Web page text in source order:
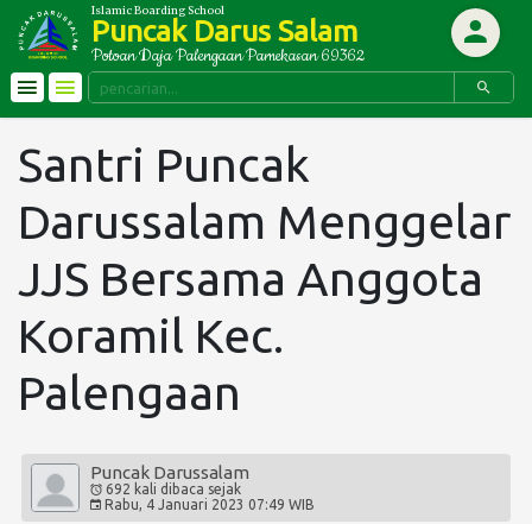
Informasi
e-Nuqood
e-Securitiy
Link Terkait
Donasi
Islamic Boarding School
Puncak Darus Salam
Potoan Daja Palengaan Pamekasan 69362
PROFIL
Visi, Misi dan Tujuan
Sejarah
Lambang
Sistem Pendidikan
MADRASIYAH
SMA
SDN
Santri Puncak
Darussalam Menggelar
JJS Bersama Anggota
Koramil Kec.
Palengaan
Puncak Darussalam
692 kali dibaca sejak
Rabu, 4 Januari 2023 07:49 WIB